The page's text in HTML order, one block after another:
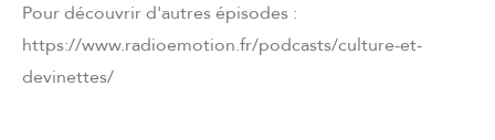
Pour découvrir d'autres épisodes :
https://www.radioemotion.fr/podcasts/culture-et-
devinettes/